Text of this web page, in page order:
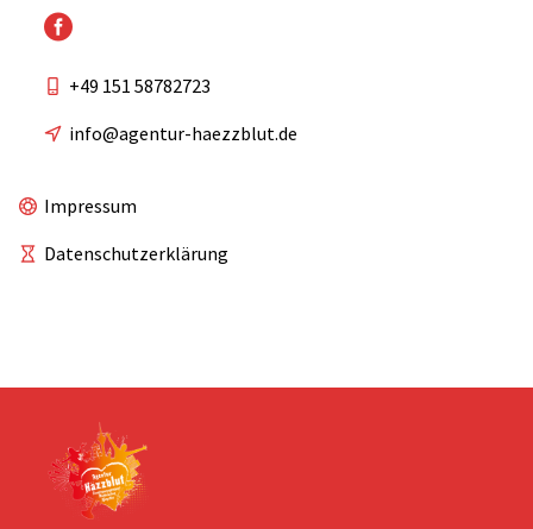
+49 151 58782723
info@agentur-haezzblut.de
Impressum
Datenschutzerklärung